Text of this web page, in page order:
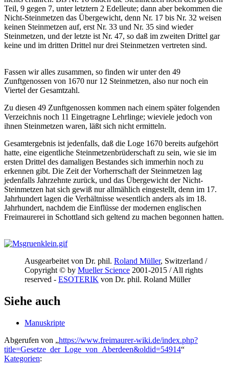
Teil, 9 gegen 7, unter letztern 2 Edelleute; dann aber bekommen die
Nicht-Steinmetzen das Übergewicht, denn Nr. 17 bis Nr. 32 weisen
keinen Steinmetzen auf, erst Nr. 33 und Nr. 35 sind wieder
Steinmetzen, und der letzte ist Nr. 47, so daß im zweiten Drittel gar
keine und im dritten Drittel nur drei Steinmetzen vertreten sind.
Fassen wir alles zusammen, so finden wir unter den 49
Zunftgenossen von 1670 nur 12 Steinmetzen, also nur noch ein
Viertel der Gesamtzahl.
Zu diesen 49 Zunftgenossen kommen nach einem später folgenden
Verzeichnis noch 11 Eingetragne Lehrlinge; wieviele jedoch von
ihnen Steinmetzen waren, läßt sich nicht ermitteln.
Gesamtergebnis ist jedenfalls, daß die Loge 1670 bereits aufgehört
hatte, eine eigentliche Steinmetzenbrüderschaft zu sein, wie sie im
ersten Drittel des damaligen Bestandes sich immerhin noch zu
erkennen gibt. Die Zeit der Vorherrschaft der Steinmetzen lag
jedenfalls Jahrzehnte zurück, und das Übergewicht der Nicht-
Steinmetzen hat sich gewiß nur allmählich eingestellt, denn im 17.
Jahrhundert lagen die Verhältnisse wesentlich anders als im 18.
Jahrhundert, nachdem die Einflüsse der modernen englischen
Freimaurerei in Schottland sich geltend zu machen begonnen hatten.
Ausgearbeitet von Dr. phil. Roland Müller, Switzerland /
Copyright © by Mueller Science 2001-2015 / All rights
reserved - ESOTERIK von Dr. phil. Roland Müller
Siehe auch
Manuskripte
Abgerufen von „https://www.freimaurer-wiki.de/index.php?
title=Gesetze_der_Loge_von_Aberdeen&oldid=54914“
Kategorien: